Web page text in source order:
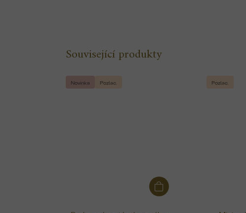
Související produkty
Novinka Pozlac. Pozlac.